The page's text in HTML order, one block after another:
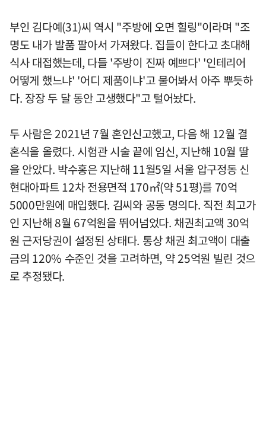
부인 김다예(31)씨 역시 "주방에 오면 힐링"이라며 "조
명도 내가 발품 팔아서 가져왔다. 집들이 한다고 초대해
식사 대접했는데, 다들 '주방이 진짜 예쁘다' '인테리어
어떻게 했느냐' '어디 제품이냐'고 물어봐서 아주 뿌듯하
다. 장장 두 달 동안 고생했다"고 털어놨다.
두 사람은 2021년 7월 혼인신고했고, 다음 해 12월 결
혼식을 올렸다. 시험관 시술 끝에 임신, 지난해 10월 딸
을 안았다. 박수홍은 지난해 11월5일 서울 압구정동 신
현대아파트 12차 전용면적 170㎡(약 51평)를 70억
5000만원에 매입했다. 김씨와 공동 명의다. 직전 최고가
인 지난해 8월 67억원을 뛰어넘었다. 채권최고액 30억
원 근저당권이 설정된 상태다. 통상 채권 최고액이 대출
금의 120% 수준인 것을 고려하면, 약 25억원 빌린 것으
로 추정됐다.